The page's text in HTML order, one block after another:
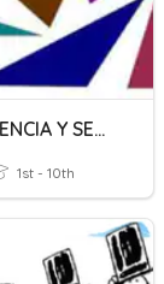
CONGRUENCIA Y SEMEJANZA DE TRIANGULOS
1st - 10th